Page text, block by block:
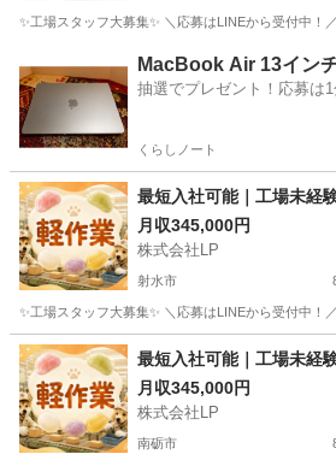
✨工場スタッフ大募集✨ ＼応募はLINEから受付中
工場 未経験
MacBook Air 13イン
抽選でプレゼント！応募は1
くらしノート
最短入社可能｜工場未経
月収345,000円
株式会社LP
射水市
✨工場スタッフ大募集✨ ＼応募はLINEから受付中
富山 射水市 工場
最短入社可能｜工場未経
月収345,000円
株式会社LP
南砺市